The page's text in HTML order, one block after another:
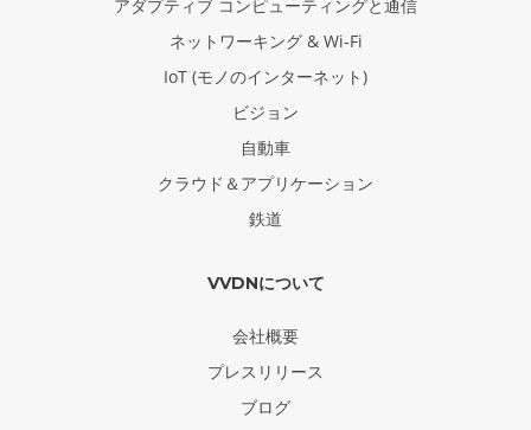
アダプティブ コンピューティングと通信
ネットワーキング & Wi-Fi
IoT (モノのインターネット)
ビジョン
自動車
クラウド＆アプリケーション
鉄道
VVDNについて
会社概要
プレスリリース
ブログ